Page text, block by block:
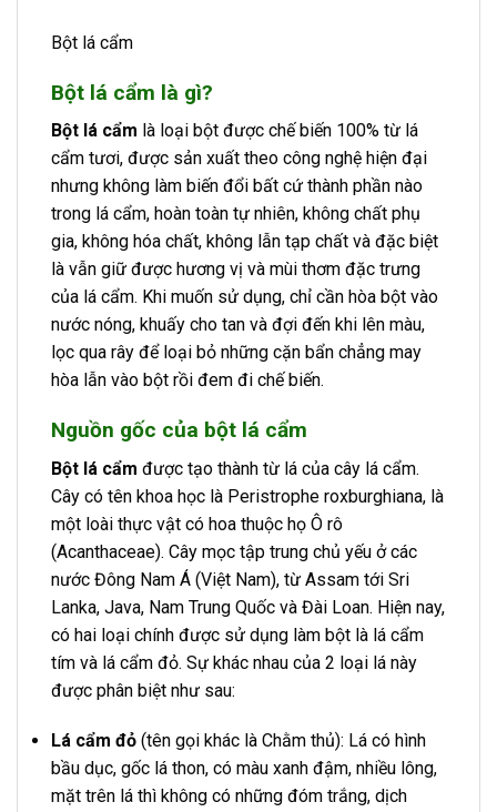
Bột lá cẩm
Bột lá cẩm là gì?
Bột lá cẩm là loại bột được chế biến 100% từ lá
cẩm tươi, được sản xuất theo công nghệ hiện đại
nhưng không làm biến đổi bất cứ thành phần nào
trong lá cẩm, hoàn toàn tự nhiên, không chất phụ
gia, không hóa chất, không lẫn tạp chất và đặc biệt
là vẫn giữ được hương vị và mùi thơm đặc trưng
của lá cẩm. Khi muốn sử dụng, chỉ cần hòa bột vào
nước nóng, khuấy cho tan và đợi đến khi lên màu,
lọc qua rây để loại bỏ những cặn bẩn chẳng may
hòa lẫn vào bột rồi đem đi chế biến.
Nguồn gốc của bột lá cẩm
Bột lá cẩm được tạo thành từ lá của cây lá cẩm.
Cây có tên khoa học là Peristrophe roxburghiana, là
một loài thực vật có hoa thuộc họ Ô rô
(Acanthaceae). Cây mọc tập trung chủ yếu ở các
nước Đông Nam Á (Việt Nam), từ Assam tới Sri
Lanka, Java, Nam Trung Quốc và Đài Loan. Hiện nay,
có hai loại chính được sử dụng làm bột là lá cẩm
tím và lá cẩm đỏ. Sự khác nhau của 2 loại lá này
được phân biệt như sau:
Lá cẩm đỏ (tên gọi khác là Chằm thủ): Lá có hình
bầu dục, gốc lá thon, có màu xanh đậm, nhiều lông,
mặt trên lá thì không có những đóm trắng, dịch